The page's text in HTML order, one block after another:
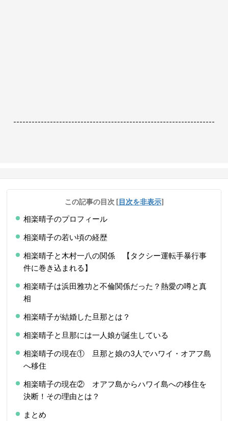
------------------------------------------------------------------
この記事の目次 [目次を非表示]
相楽晴子のプロフィール
相楽晴子の若い頃の経歴
相楽晴子と木村一八の関係 【タクシー運転手暴行事
件に巻き込まれる】
相楽晴子は浜田雅功と不倫関係だった？熱愛の噂と真
相
相楽晴子が結婚した旦那とは？
相楽晴子と旦那には一人娘が誕生している
相楽晴子の現在① 旦那と娘の3人でハワイ・オアフ島
へ移住
相楽晴子の現在② オアフ島からハワイ島への移住を
決断！その理由とは？
まとめ